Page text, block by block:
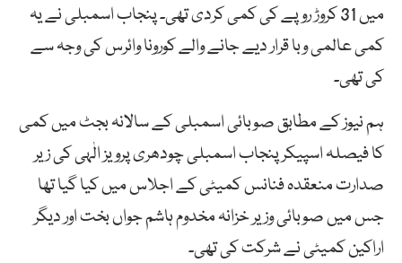
میں 31 کروڑ روپے کی کمی کردی تھی۔ پنجاب اسمبلی نے یہ
کمی عالمی وبا قرار دیے جانے والے کورونا وائرس کی وجہ سے
کی تھی۔
ہم نیوز کے مطابق صوبائی اسمبلی کے سالانہ بجٹ میں کمی
کا فیصلہ اسپیکر پنجاب اسمبلی چودھری پرویز الٰہی کی زیر
صدارت منعقدہ فنانس کمیٹی کے اجلاس میں کیا گیا تھا
جس میں صوبائی وزیر خزانہ مخدوم ہاشم جواں بخت اور دیگر
اراکین کمیٹی نے شرکت کی تھی۔